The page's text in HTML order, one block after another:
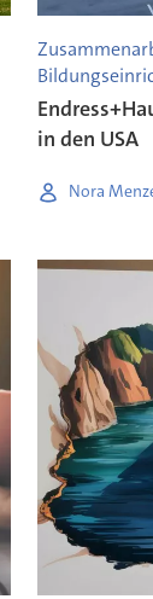
in den USA
Nora